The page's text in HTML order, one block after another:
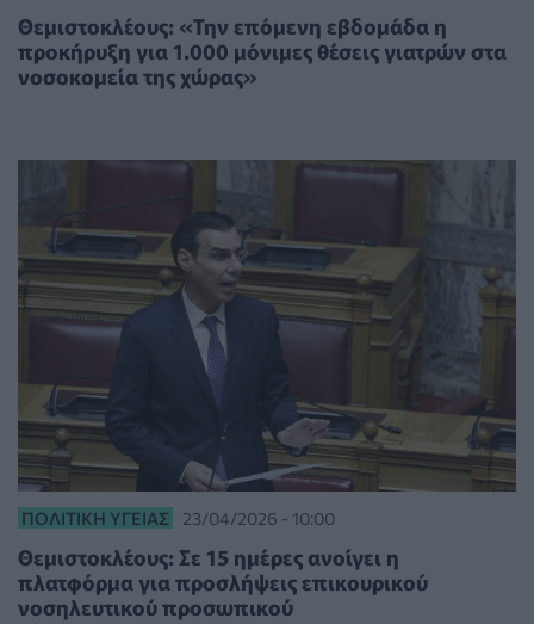
Θεμιστοκλέους: «Την επόμενη εβδομάδα η
προκήρυξη για 1.000 μόνιμες θέσεις γιατρών στα
νοσοκομεία της χώρας»
ΠΟΛΙΤΙΚΉ ΥΓΕΊΑΣ 23/04/2026 - 10:00
Θεμιστοκλέους: Σε 15 ημέρες ανοίγει η
πλατφόρμα για προσλήψεις επικουρικού
νοσηλευτικού προσωπικού